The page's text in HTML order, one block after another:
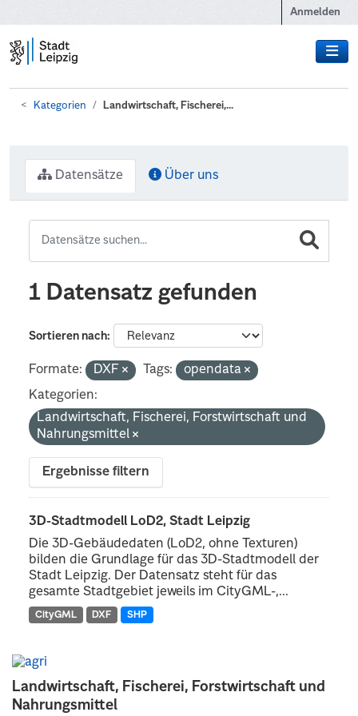
Anmelden
Kategorien Landwirtschaft, Fischerei,...
Landwirtschaft, Fischerei, Forstwirtschaft und
Nahrungsmittel
Datensätze Über uns
1 Datensatz gefunden
Sortieren nach
Formate: DXF Tags:
opendata
Kategorien:
Landwirtschaft, Fischerei, Forstwirtschaft und
Nahrungsmittel
Ergebnisse filtern
3D-Stadtmodell LoD2, Stadt Leipzig
Die 3D-Gebäudedaten (LoD2, ohne Texturen)
bilden die Grundlage für das 3D-Stadtmodell der
Stadt Leipzig. Der Datensatz steht für das
gesamte Stadtgebiet jeweils im CityGML-,...
CityGML DXF SHP